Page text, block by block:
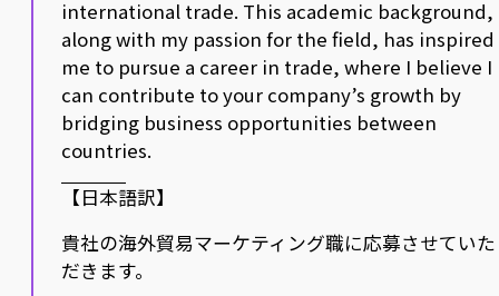
international trade. This academic background,
along with my passion for the field, has inspired
me to pursue a career in trade, where I believe I
can contribute to your company’s growth by
bridging business opportunities between
countries.
【日本語訳】
貴社の海外貿易マーケティング職に応募させていた
だきます。